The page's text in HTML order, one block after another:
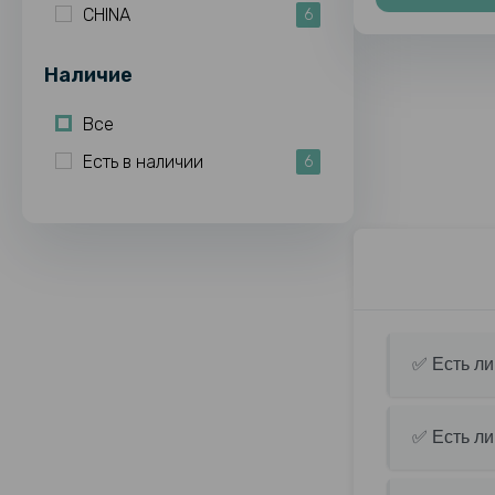
CHINA 6
Наличие
Все
Есть в наличии
6
✅ Есть
✅ Есть